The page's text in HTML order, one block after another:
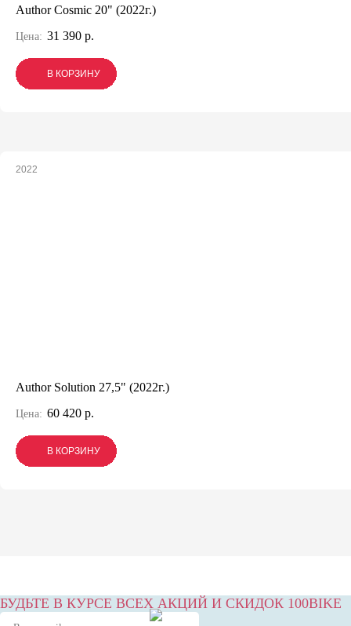
Author Cosmic 20" (2022г.)
Цена: 31 390 р.
В КОРЗИНУ
В КОРЗИНУ
В КОРЗИНУ
2022
Author Solution 27,5" (2022г.)
Цена: 60 420 р.
В КОРЗИНУ
В КОРЗИНУ
В КОРЗИНУ
БУДЬТЕ В КУРСЕ ВСЕХ АКЦИЙ И СКИДОК 100BIKE